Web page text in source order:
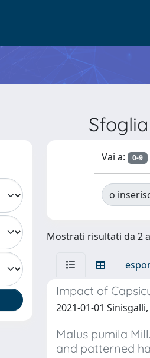
Vai a: 0-9
o
Mostrati risultati da 2
Impact of
2021-01-01
Malus pumila
and patterned